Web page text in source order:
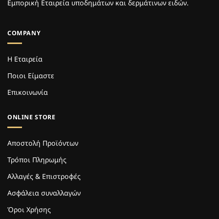
Εμπορική Εταιρεία υποδημάτων και δερμάτινων ειδών.
COMPANY
Η Εταιρεία
Ποιοι Είμαστε
Επικοινωνία
ONLINE STORE
Αποστολή Προϊόντων
Τρόποι Πληρωμής
Αλλαγές & Επιστροφές
Ασφάλεια συναλλαγών
Όροι Χρήσης